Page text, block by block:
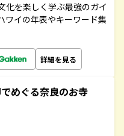
化を楽しく学ぶ最強のガイ
ワイの年表やキーワード集
詳細を見る
めぐる奈良のお寺